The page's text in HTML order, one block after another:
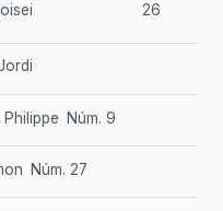
26
Núm. 9
Núm. 27